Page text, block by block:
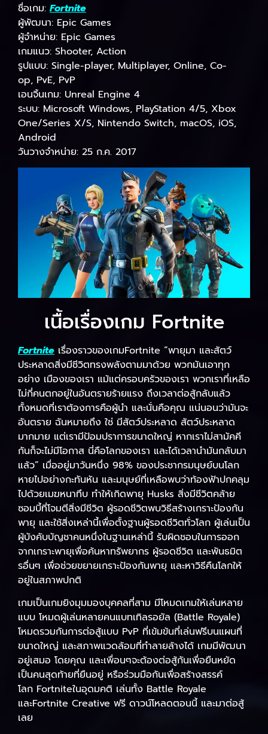
ชื่อเกม: Fortnite
ผู้พัฒนา: Epic Games
ผู้จำหน่าย: Epic Games
เกมแนว: Shooter, Action
รูปแบบ: Single-player, Multiplayer, Online, Co-
op, PvE, PvP
เอนจิ้นเกม: Unreal Engine 4
ระบบ: Microsoft Windows, PlayStation 4/5, Xbox
One/Series X/S, Nintendo Switch, macOS, iOS,
Android
วันวางจำหน่าย: 25 ก.ค. 2017
เนื้อเรื่องเกม Fortnite
Fortnite เรื่องราวของเกมFortnite “พายุมา และสัตว์
ประหลาดสิ่งมีชีวิตทรงพลังตามมาด้วย พวกมันเอาทุก
อย่าง เมืองของเรา แม้แต่ครอบครัวของเรา พวกเราที่เหลือ
ไม่กี่คนตกอยู่ในอันตรายร้ายแรง ถึงเวลาต่อสู้กลับแล้ว
ทั้งหมดที่เราต้องการคือผู้นำ และนั่นคือคุณ แน่นอนว่ามันจะ
อันตราย ฉันหมายถึง ใช่ มีสัตว์ประหลาด สัตว์ประหลาด
มากมาย แต่เรามีป้อมปราการขนาดใหญ่ หากเราไม่สามัคคี
กันก็จะไม่มีโอกาส นี่คือโลกของเรา และได้เวลานำมันกลับมา
แล้ว” เมื่ออยู่มาวันหนึ่ง 98% ของประชากรมนุษย์บนโลก
หายไปอย่างกะทันหัน และมนุษย์ที่เหลือพบว่าท้องฟ้าปกคลุม
ไปด้วยเมฆหนาทึบ ทำให้เกิดพายุ Husks สิ่งมีชีวิตคล้าย
ซอมบี้ที่โจมตีสิ่งมีชีวิต ผู้รอดชีวิตพบวิธีสร้างเกราะป้องกัน
พายุ และใช้สิ่งเหล่านี้เพื่อตั้งฐานผู้รอดชีวิตทั่วโลก ผู้เล่นเป็น
ผู้บังคับบัญชาคนหนึ่งในฐานเหล่านี้ รับผิดชอบในการออก
จากเกราะพายุเพื่อค้นหาทรัพยากร ผู้รอดชีวิต และพันธมิต
รอื่นๆ เพื่อช่วยขยายเกราะป้องกันพายุ และหาวิธีคืนโลกให้
อยู่ในสภาพปกติ
เกมเป็นเกมยิงมุมมองบุคคลที่สาม มีโหมดเกมให้เล่นหลาย
แบบ โหมดผู้เล่นหลายคนแบทเทิลรอยัล (Battle Royale)
โหมดรวมกันการต่อสู้แบบ PvP ที่เข้มข้นที่เล่นฟรีบนแผนที่
ขนาดใหญ่ และสภาพแวดล้อมที่ทำลายล้างได้ เกมมีพัฒนา
อยู่เสมอ โดยคุณ และเพื่อนๆจะต้องต่อสู้กันเพื่อยืนหยัด
เป็นคนสุดท้ายที่ยืนอยู่ หรือร่วมมือกันเพื่อสร้างสรรค์
โลก Fortniteในอุดมคติ เล่นทั้ง Battle Royale
และFortnite Creative ฟรี ดาวน์โหลดตอนนี้ และมาต่อสู้
เลย